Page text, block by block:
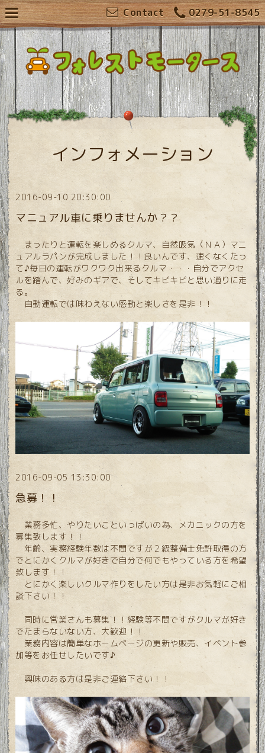
0279-51-8545
Contact
インフォメーション
2016-09-10 20:30:00
マニュアル車に乗りませんか？？
まったりと運転を楽しめるクルマ、自然吸気（ＮＡ）マニ
ュアルラパンが完成しました！！良いんです、速くなくたっ
て♪毎日の運転がワクワク出来るクルマ・・・自分でアクセ
ルを踏んで、好みのギアで、そしてキビキビと思い通りに走
る。
自動運転では味わえない感動と楽しさを是非！！
2016-09-05 13:30:00
急募！！
業務多忙、やりたいこといっぱいの為、メカニックの方を
募集致します！！
年齢、実務経験年数は不問ですが２級整備士免許取得の方
でとにかくクルマが好きで自分で何でもやっている方を希望
致します！！
とにかく楽しいクルマ作りをしたい方は是非お気軽にご相
談下さい！！
同時に営業さんも募集！！経験等不問ですがクルマが好き
でたまらないない方、大歓迎！！
業務内容は簡単なホームページの更新や販売、イベント参
加等をお任せしたいです♪
興味のある方は是非ご連絡下さい！！